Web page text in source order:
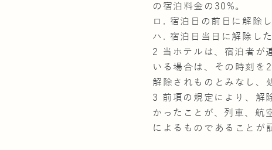
の宿泊料金の30%。
ロ. 宿泊日の前日に解除
ハ. 宿泊日当日に解除し
2 当ホテルは、宿泊者が
いる場合は、その時刻を
解除されものとみなし、
3 前項の規定により、解
かったことが、列車、航
によるものであることが